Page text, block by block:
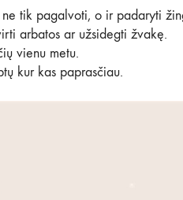
tik pagalvoti, o ir padaryti
arbatos ar užsidegti žvakę.
vienu metu.
kur kas paprasčiau.